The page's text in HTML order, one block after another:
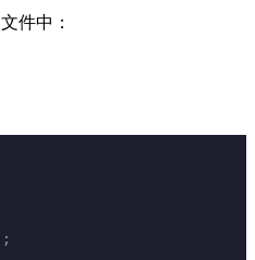
文件中：
;